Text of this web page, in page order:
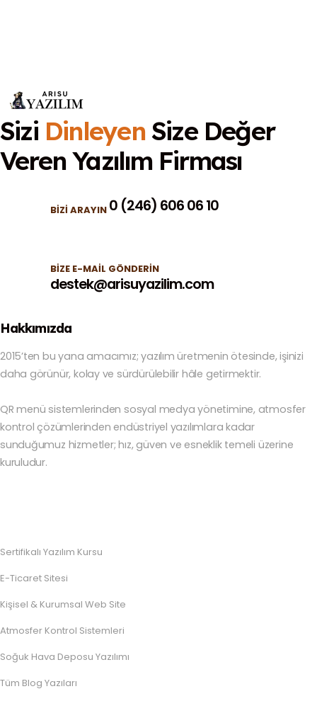
Sizi DinleyenSize Değer
VerenYazılım Firması
BIZI ARAYIN 0 (246) 606 06 10
BIZE E-MAIL GÖNDERIN
destek@arisuyazilim.com
Hakkımızda
2015’ten bu yana amacımız; yazılım üretmenin ötesinde, işinizi
daha görünür, kolay ve sürdürülebilir hâle getirmektir.
QR menü sistemlerinden sosyal medya yönetimine, atmosfer
kontrol çözümlerinden endüstriyel yazılımlara kadar
sunduğumuz hizmetler; hız, güven ve esneklik temeli üzerine
kuruludur.
Sertifikalı Yazılım Kursu
E-Ticaret Sitesi
Kişisel & Kurumsal Web Site
Atmosfer Kontrol Sistemleri
Soğuk Hava Deposu Yazılımı
Tüm Blog Yazıları